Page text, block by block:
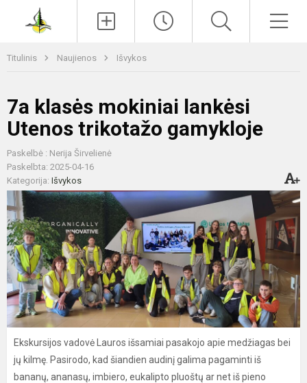
Titulinis Naujienos Išvykos
7a klasės mokiniai lankėsi
Utenos trikotažo gamykloje
Paskelbė : Nerija Širvelienė
Paskelbta: 2025-04-16
Kategorija: Išvykos
Ekskursijos vadovė Lauros išsamiai pasakojo apie medžiagas bei
jų kilmę. Pasirodo, kad šiandien audinį galima pagaminti iš
bananų, ananasų, imbiero, eukalipto pluoštų ar net iš pieno